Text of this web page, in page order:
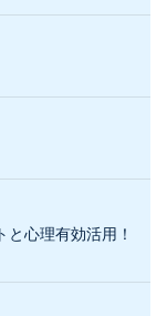
と心理有効活用！